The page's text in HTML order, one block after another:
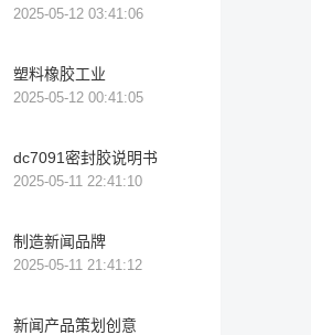
2025-05-12 03:41:06
塑料橡胶工业
2025-05-12 00:41:05
dc7091密封胶说明书
2025-05-11 22:41:10
制造新闻品牌
2025-05-11 21:41:12
新闻产品策划创意